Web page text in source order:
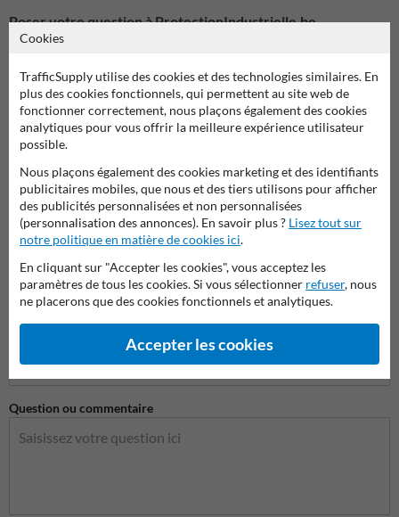
Poser votre question à ProtectionIndustrielle.be
Nom*
Nom de l'entreprise
Adresse e-mail*
Numéro de téléphone
Question ou commentaire
Cookies
TrafficSupply utilise des cookies et des technologies similaires. En
plus des cookies fonctionnels, qui permettent au site web de
fonctionner correctement, nous plaçons également des cookies
analytiques pour vous offrir la meilleure expérience utilisateur
possible.
Nous plaçons également des cookies marketing et des identifiants
publicitaires mobiles, que nous et des tiers utilisons pour afficher
des publicités personnalisées et non personnalisées
(personnalisation des annonces). En savoir plus ? Lisez tout sur
notre politique en matière de cookies ici.
En cliquant sur "Accepter les cookies", vous acceptez les
paramètres de tous les cookies. Si vous sélectionner refuser, nous
ne placerons que des cookies fonctionnels et analytiques.
Accepter les cookies